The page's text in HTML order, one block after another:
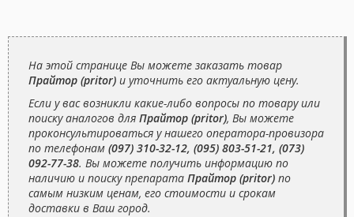
На этой странице Вы можете заказать товар
Прайтор (pritor) и уточнить его актуальную цену.
Если у вас возникли какие-либо вопросы по товару или
поиску аналогов для Прайтор (pritor), Вы можете
проконсультироваться у нашего оператора-провизора
по телефонам (097) 310-32-12, (095) 803-51-21, (073)
092-77-38. Вы можете получить информацию по
наличию и поиску препарата Прайтор (pritor) по
самым низким ценам, его стоимости и срокам
доставки в Ваш город.